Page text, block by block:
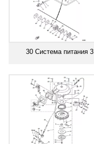
30 Система питания 3